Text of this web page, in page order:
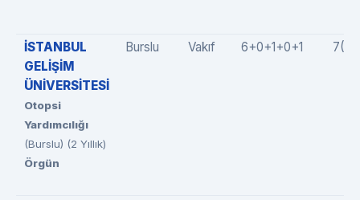
İSTANBUL
GELİŞİM
ÜNİVERSİTESİ
Otopsi
Yardımcılığı
(Burslu) (2 Yıllık)
Örgün
Burslu Vakıf 6+0+1+0+1